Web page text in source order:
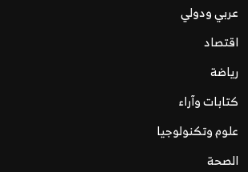
عربي ودولي
اقتصاد
رياضة
كتابات وآراء
علوم وتكنولوجيا
الصحة